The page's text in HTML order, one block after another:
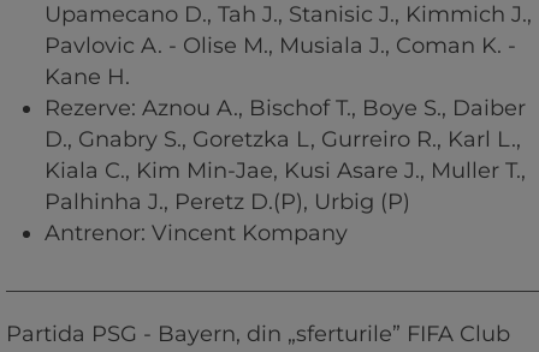
Upamecano D., Tah J., Stanisic J., Kimmich J.,
Pavlovic A. - Olise M., Musiala J., Coman K. -
Kane H.
Rezerve: Aznou A., Bischof T., Boye S., Daiber
D., Gnabry S., Goretzka L, Gurreiro R., Karl L.,
Kiala C., Kim Min-Jae, Kusi Asare J., Muller T.,
Palhinha J., Peretz D.(P), Urbig (P)
Antrenor: Vincent Kompany
Partida PSG - Bayern, din „sferturile” FIFA Club